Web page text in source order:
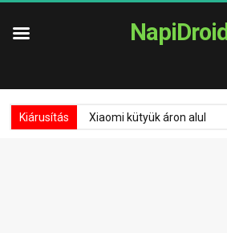
NapiDroid
Kiárusítás Xiaomi kütyük áron alul